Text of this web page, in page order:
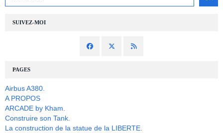
SUIVEZ-MOI
PAGES
Airbus A380.
A PROPOS
ARCADE by Kham.
Construire son Tank.
La construction de la statue de la LIBERTE.